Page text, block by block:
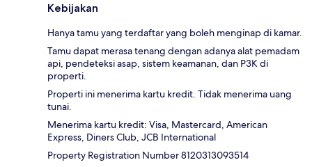
Kebijakan
Hanya tamu yang terdaftar yang boleh menginap di kamar.
Tamu dapat merasa tenang dengan adanya alat pemadam
api, pendeteksi asap, sistem keamanan, dan P3K di
properti.
Properti ini menerima kartu kredit. Tidak menerima uang
tunai.
Menerima kartu kredit: Visa, Mastercard, American
Express, Diners Club, JCB International
Property Registration Number 8120313093514